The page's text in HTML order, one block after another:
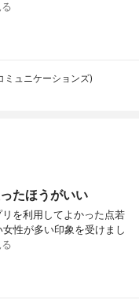
ミュニケーションズ)
たほうがいい
を利用してよかった点若
性が多い印象を受けまし